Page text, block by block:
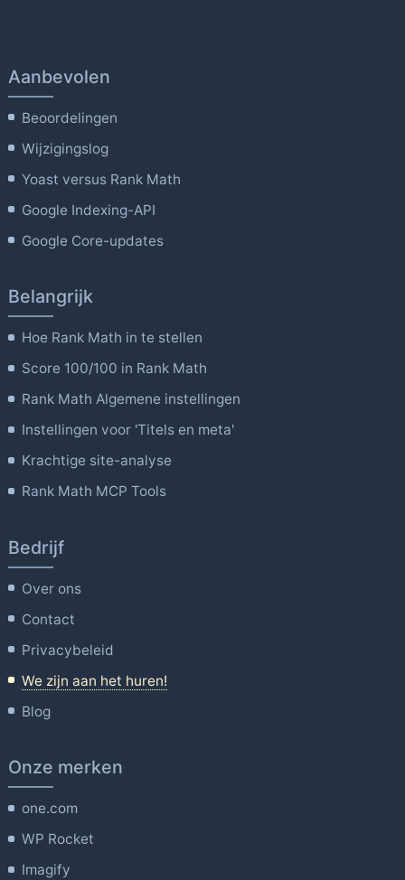
Aanbevolen
Beoordelingen
Wijzigingslog
Yoast versus Rank Math
Google Indexing-API
Google Core-updates
Belangrijk
Hoe Rank Math in te stellen
Score 100/100 in Rank Math
Rank Math Algemene instellingen
Instellingen voor 'Titels en meta'
Krachtige site-analyse
Rank Math MCP Tools
Bedrijf
Over ons
Contact
Privacybeleid
We zijn aan het huren!
Blog
Onze merken
one.com
WP Rocket
Imagify